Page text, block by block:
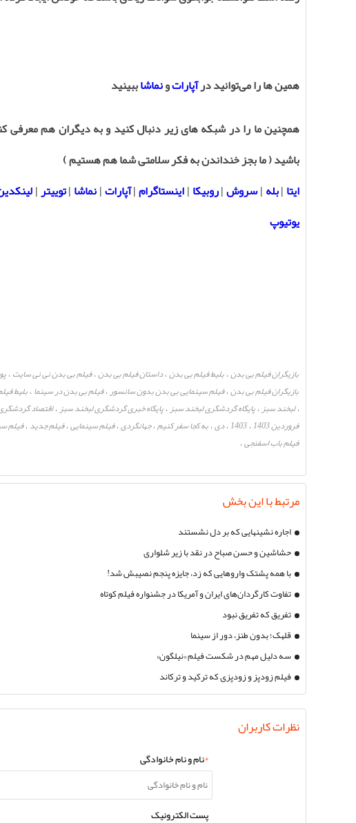
همین ها را می‌توانید درآپاراتونماشاببینید
همچنین ما را در شبکه های زیر دنبال کنید و به دیگران هم معرفی
باشید ( ما بجز خنداندن به فکر سلامتی شما هم هستیم )
ایتا|بله|سروش|روبیکا|اینستاگرام|آپارات|نماشا|توییتر|
یوتیوپ
بازیگران فیلم بی بدن،بلیط فیلم بی بدن،داستان فیلم بی بدن،فیلم بی بدن نی نی سایت ،
بازیگران فیلم بی بدن،فیلم سینمایی بی بدن بدون سانسور،فیلم بی بدن در سینما ،بلیط
،لبخند سبز ،پایگاه گردشگری لبخند سبز ،پایگاه خبری گردشگری لبخند سبز ،اقتصاد
فروردین 1403 ،1403 ،دی،به کجا سفر کنیم،جهانگردی،فیلم سینمایی،فیلم جدید ،فیلم
فیلم باب اسفنجی،
مرتبط با این بخش
اجاره نشینهایی که بر دل نشستند
حشاشین و حسن صباح در نقد با زیر شلواری
با همه پشتک واروهایی که زد، جایزه پنجم نصیبش شد!
تفاوت کارگردان‌های ایران و آمریکا در جشنواره فیلم کوتاه
تفریق که تفریق نبود
قلهک؛ بدون طنز، دور از سینما
سه دلیل مهم در شکست فیلم «نیلگون»
فیلم زودپز و زودپزی که ترکید و ترکاند
نظرات کاربران
*نام و نام خانوادگی
پست الکترونیک